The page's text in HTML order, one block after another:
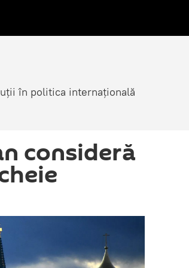
în politica internațională
consideră